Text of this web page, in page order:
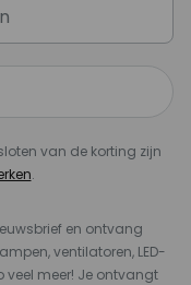
van de korting zijn
.
en ontvang
ventilatoren, LED-
meer! Je ontvangt